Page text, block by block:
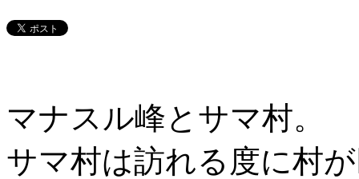
マナスル峰とサマ村。
サマ村は訪れる度に村